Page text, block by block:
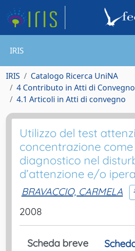
IRIS
IRIS
Catalogo Ricerca UniNA
4 Contributo in Atti di
4.1 Articoli in Atti di convegno
Utilizzo del test
concentrazione
diagnostico nel
d’attenzione e/o
BRAVACCIO, CARMELA
2008
Scheda breve